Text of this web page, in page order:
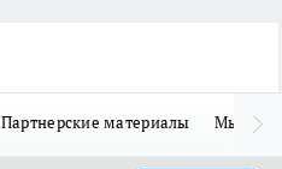
Партнерские материалы Мы в